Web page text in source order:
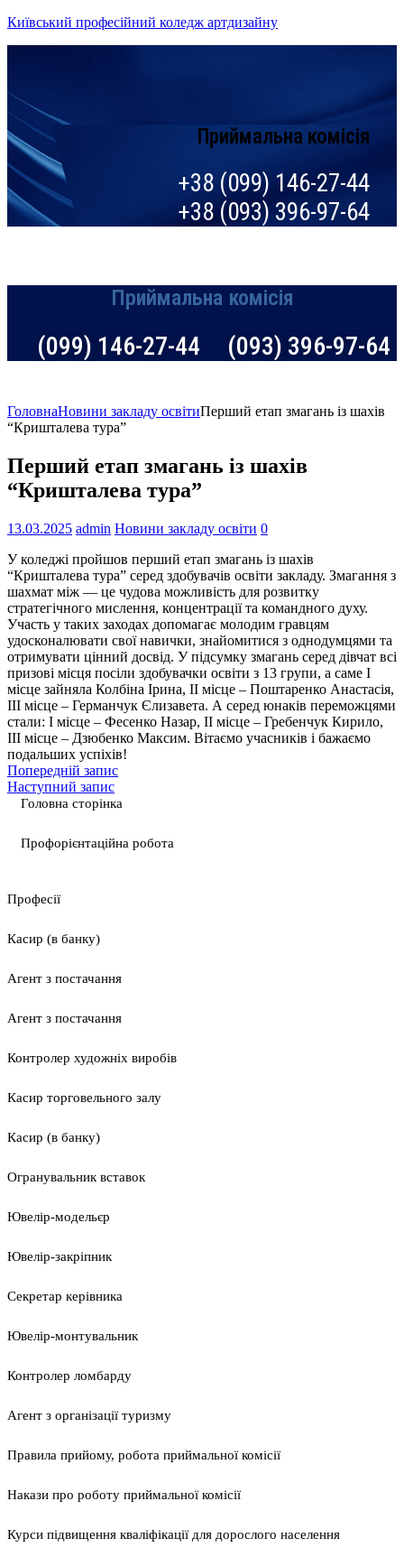
Київський професійний коледж артдизайну
Приймальна комісія
+38 (099) 146-27-44
+38 (093) 396-97-64
Приймальна комісія
(099) 146-27-44 (093) 396-97-64
ГоловнаНовини закладу освітиПерший етап змагань із шахів
“Кришталева тура”
Перший етап змагань із шахів
“Кришталева тура”
13.03.2025 admin Новини закладу освіти 0
У коледжі пройшов перший етап змагань із шахів
“Кришталева тура” серед здобувачів освіти закладу. Змагання з
шахмат між — це чудова можливість для розвитку
стратегічного мислення, концентрації та командного духу.
Участь у таких заходах допомагає молодим гравцям
удосконалювати свої навички, знайомитися з однодумцями та
отримувати цінний досвід. У підсумку змагань серед дівчат всі
призові місця посіли здобувачки освіти з 13 групи, а саме І
місце зайняла Колбіна Ірина, ІІ місце – Поштаренко Анастасія,
ІІІ місце – Германчук Єлизавета. А серед юнаків переможцями
стали: І місце – Фесенко Назар, ІІ місце – Гребенчук Кирило,
ІІІ місце – Дзюбенко Максим. Вітаємо учасників і бажаємо
подальших успіхів!
Попередній запис
Наступний запис
Головна сторінка
Профорієнтаційна робота
Професії
Касир (в банку)
Агент з постачання
Агент з постачання
Контролер художніх виробів
Касир торговельного залу
Касир (в банку)
Огранувальник вставок
Ювелір-модельєр
Ювелір-закріпник
Секретар керівника
Ювелір-монтувальник
Контролер ломбарду
Агент з організації туризму
Правила прийому, робота приймальної комісії
Накази про роботу приймальної комісії
Курси підвищення кваліфікації для дорослого населення